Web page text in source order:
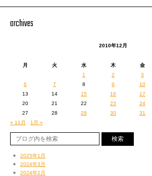
•オープニング〜「東京マイロクラブ」
•「START」
•「One Mic,One Life feat. Mummy-D, ZEEBRA」
•オフショット・ドキュメント・インタビュー
•「Happy Birthday To You」
•「君色日和」
わたしは2曲目の「Makes Me Right」が好なんです★
archives
2010年12月
月 火 水 木 金
1
2 3
6
7 8 9 10
13
14 15 16 17
20
21 22 23 24
27
28 29 30
31
« 11月
1月 »
2025年1月
2024年3月
2024年2月